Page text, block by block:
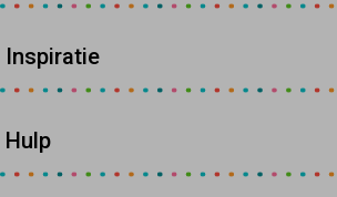
Inspiratie
Hulp